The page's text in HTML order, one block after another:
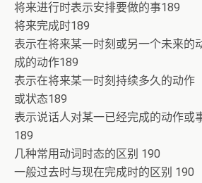
将来进行时表示安排要做的事189
将来完成时189
表示在将来某一时刻或另一个未来的
成的动作189
表示在将来某一时刻持续多久的动作
或状态189
表示说话人对某一已经完成的动作或
189
几种常用动词时态的区别 190
一般过去时与现在完成时的区别 190